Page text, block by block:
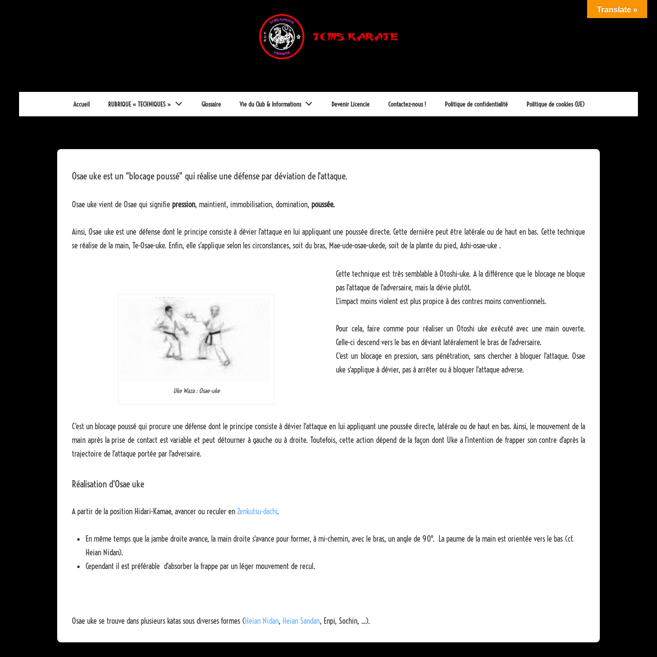
Main
Navigation
Accueil RUBRIQUE « TECHNIQUES » Glossaire Vie du Club & Informations Devenir Licencie Contactez-nous ! Politique de confidentialité Politique de cookies (UE)
Osae uke est un "blocage poussé" qui réalise une défense par déviation de l'attaque.
Osae uke vient de Osae qui signifie pression, maintient, immobilisation, domination, poussée.
Ainsi, Osae uke est une défense dont le principe consiste à dévier l'attaque en lui appliquant une poussée directe. Cette dernière peut être latérale ou de haut en bas. Cette technique
se réalise de la main, Te-Osae-uke. Enfin, elle s'applique selon les circonstances, soit du bras, Mae-ude-osae-ukede, soit de la plante du pied, Ashi-osae-uke .
Uke Waza : Osae-uke
Cette technique est très semblable à Otoshi-uke. A la différence que le blocage ne bloque
pas l'attaque de l'adversaire, mais la dévie plutôt.
L'impact moins violent est plus propice à des contres moins conventionnels.
Pour cela, faire comme pour réaliser un Otoshi uke exécuté avec une main ouverte.
Celle-ci descend vers le bas en déviant latéralement le bras de l'adversaire.
C'est un blocage en pression, sans pénétration, sans chercher à bloquer l'attaque. Osae
uke s'applique à dévier, pas à arrêter ou à bloquer l'attaque adverse.
C'est un blocage poussé qui procure une défense dont le principe consiste à dévier l'attaque en lui appliquant une poussée directe, latérale ou de haut en bas. Ainsi, le mouvement de la
main après la prise de contact est variable et peut détourner à gauche ou à droite. Toutefois, cette action dépend de la façon dont Uke a l'intention de frapper son contre d'après la
trajectoire de l'attaque portée par l'adversaire.
Réalisation d'Osae uke
A partir de la position Hidari-Kamae, avancer ou reculer en Zenkutsu-dachi.
En même temps que la jambe droite avance, la main droite s'avance pour former, à mi-chemin, avec le bras, un angle de 90°. La paume de la main est orientée vers le bas (cf.
Heian Nidan).
Cependant il est préférable d'absorber la frappe par un léger mouvement de recul.
Osae uke se trouve dans plusieurs katas sous diverses formes (Heian Nidan, Heian Sandan, Enpi, Sochin, ...).
Translate »